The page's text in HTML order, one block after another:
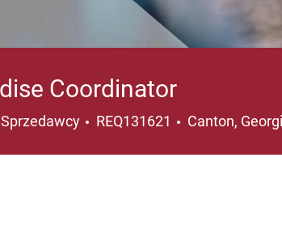
Coordinator
Kategoria
Sprzedawcy REQ131621 Lokalizacja
Canton,